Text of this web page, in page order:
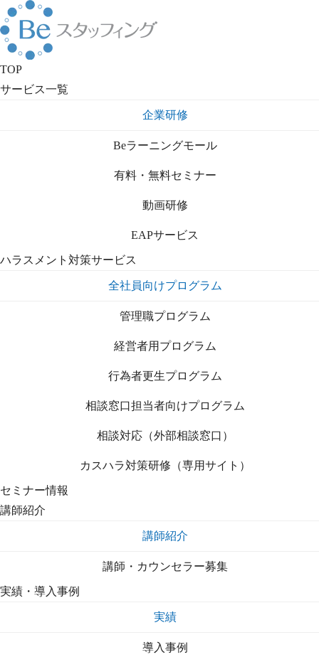
TOP
サービス一覧
企業研修
Beラーニングモール
有料・無料セミナー
動画研修
EAPサービス
ハラスメント対策サービス
全社員向けプログラム
管理職プログラム
経営者用プログラム
行為者更生プログラム
相談窓口担当者向けプログラム
相談対応（外部相談窓口）
カスハラ対策研修（専用サイト）
セミナー情報
講師紹介
講師紹介
講師・カウンセラー募集
実績・導入事例
実績
導入事例